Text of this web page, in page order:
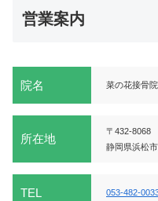
営業案内
院名 菜の花接骨院
所在地
〒432-8068
静岡県浜松
TEL 053-482-